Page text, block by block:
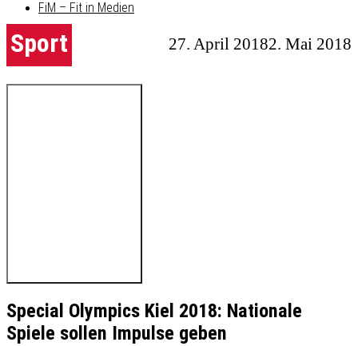
FiM – Fit in Medien
Sport 2. Mai 2018
27. April 2018
Special Olympics Kiel 2018: Nationale
Spiele sollen Impulse geben